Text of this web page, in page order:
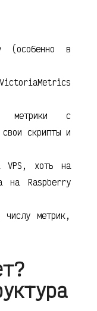
(особенно в
метрики с
скрипты и
хоть на
на Raspberry
числу метрик,